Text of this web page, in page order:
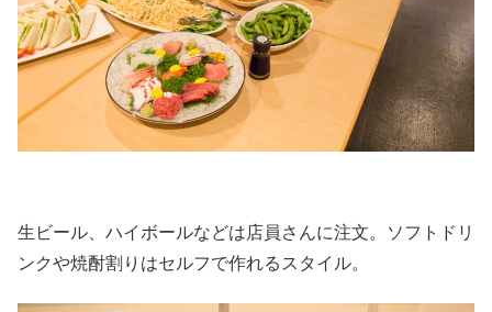
生ビール、ハイボールなどは店員さんに注文。ソフトドリ
ンクや焼酎割りはセルフで作れるスタイル。